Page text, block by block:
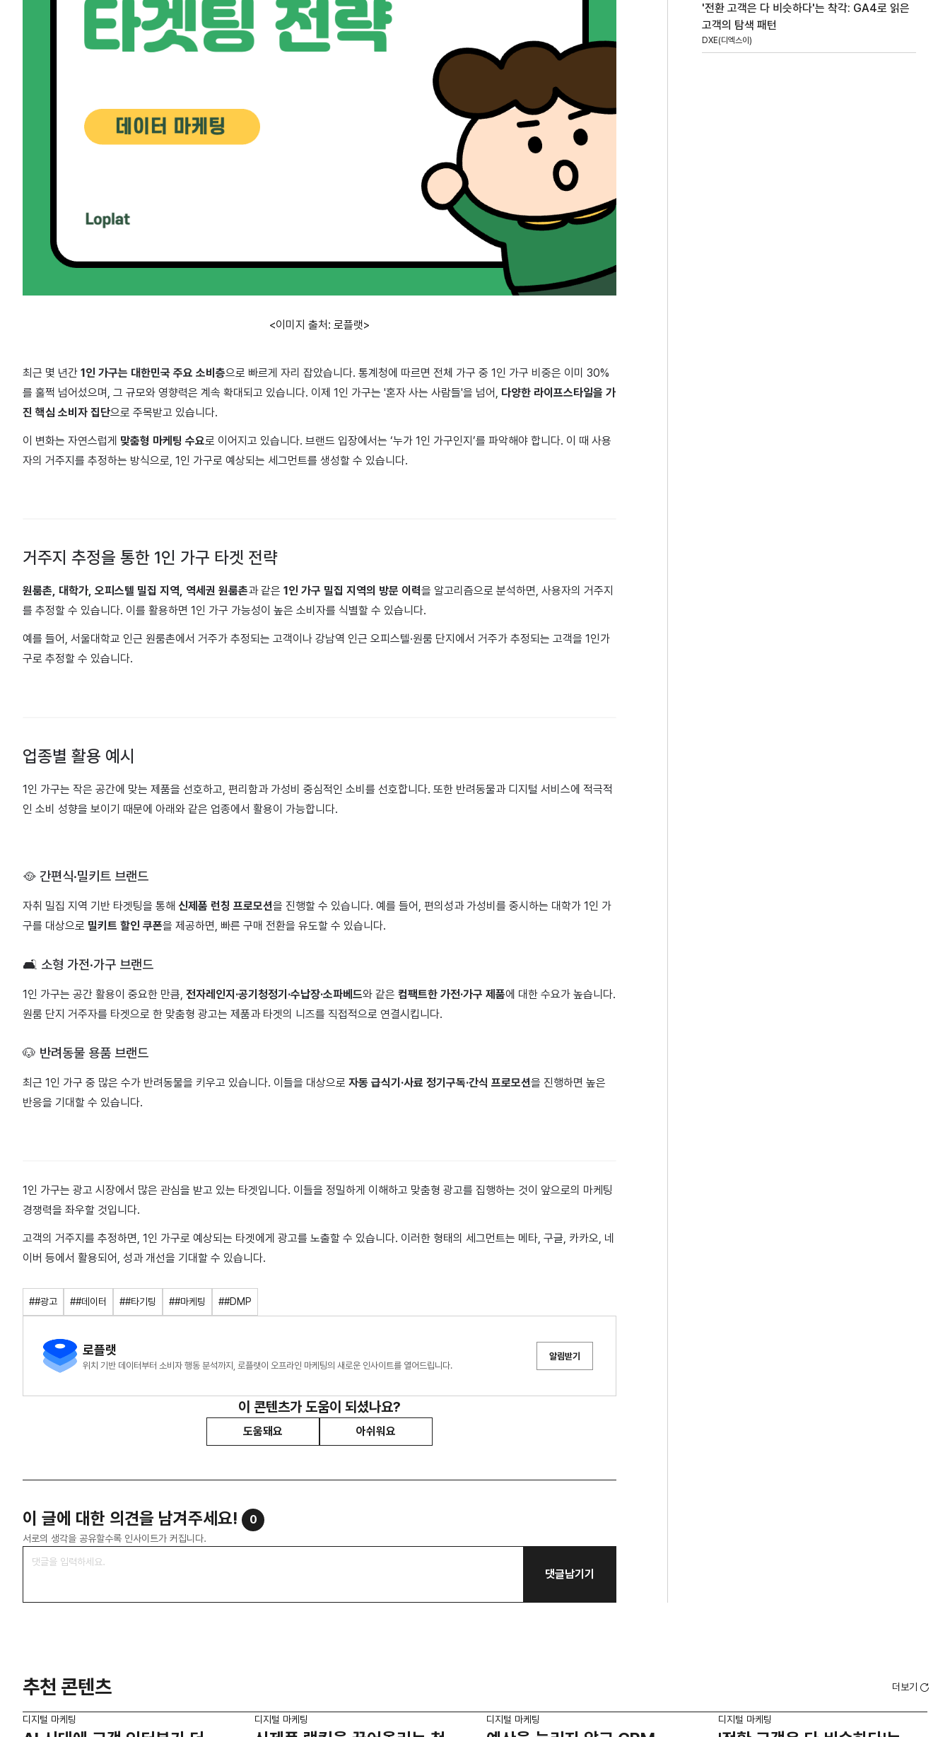
<이미지 출처: 로플랫>
최근 몇 년간 1인 가구는 대한민국 주요 소비층으로 빠르게 자리 잡았습니다. 통계청에 따르면 전체 가구 중 1인 가구 비중은 이미 30%
를 훌쩍 넘어섰으며, 그 규모와 영향력은 계속 확대되고 있습니다. 이제 1인 가구는 '혼자 사는 사람들'을 넘어, 다양한 라이프스타일을 가
진 핵심 소비자 집단으로 주목받고 있습니다.
이 변화는 자연스럽게 맞춤형 마케팅 수요로 이어지고 있습니다. 브랜드 입장에서는 ‘누가 1인 가구인지’를 파악해야 합니다. 이 때 사용
자의 거주지를 추정하는 방식으로, 1인 가구로 예상되는 세그먼트를 생성할 수 있습니다.
거주지 추정을 통한 1인 가구 타겟 전략
원룸촌, 대학가, 오피스텔 밀집 지역, 역세권 원룸촌과 같은 1인 가구 밀집 지역의 방문 이력을 알고리즘으로 분석하면, 사용자의 거주지
를 추정할 수 있습니다. 이를 활용하면 1인 가구 가능성이 높은 소비자를 식별할 수 있습니다.
예를 들어, 서울대학교 인근 원룸촌에서 거주가 추정되는 고객이나 강남역 인근 오피스텔·원룸 단지에서 거주가 추정되는 고객을 1인가
구로 추정할 수 있습니다.
업종별 활용 예시
1인 가구는 작은 공간에 맞는 제품을 선호하고, 편리함과 가성비 중심적인 소비를 선호합니다. 또한 반려동물과 디지털 서비스에 적극적
인 소비 성향을 보이기 때문에 아래와 같은 업종에서 활용이 가능합니다.
🥘 간편식·밀키트 브랜드
자취 밀집 지역 기반 타겟팅을 통해 신제품 런칭 프로모션을 진행할 수 있습니다. 예를 들어, 편의성과 가성비를 중시하는 대학가 1인 가
구를 대상으로 밀키트 할인 쿠폰을 제공하면, 빠른 구매 전환을 유도할 수 있습니다.
🛋 소형 가전·가구 브랜드
1인 가구는 공간 활용이 중요한 만큼, 전자레인지·공기청정기·수납장·소파베드와 같은 컴팩트한 가전·가구 제품에 대한 수요가 높습니다.
원룸 단지 거주자를 타겟으로 한 맞춤형 광고는 제품과 타겟의 니즈를 직접적으로 연결시킵니다.
🐶 반려동물 용품 브랜드
최근 1인 가구 중 많은 수가 반려동물을 키우고 있습니다. 이들을 대상으로 자동 급식기·사료 정기구독·간식 프로모션을 진행하면 높은
반응을 기대할 수 있습니다.
1인 가구는 광고 시장에서 많은 관심을 받고 있는 타겟입니다. 이들을 정밀하게 이해하고 맞춤형 광고를 집행하는 것이 앞으로의 마케팅
경쟁력을 좌우할 것입니다.
고객의 거주지를 추정하면, 1인 가구로 예상되는 타겟에게 광고를 노출할 수 있습니다. 이러한 형태의 세그먼트는 메타, 구글, 카카오, 네
이버 등에서 활용되어, 성과 개선을 기대할 수 있습니다.
##광고 ##데이터 ##타기팅 ##마케팅 ##DMP
로플랫
위치 기반 데이터부터 소비자 행동 분석까지, 로플랫이 오프라인 마케팅의 새로운 인사이트를 열어드립니다.
알림받기
이 콘텐츠가 도움이 되셨나요?
도움돼요 아쉬워요
이 글에 대한 의견을 남겨주세요! 0
서로의 생각을 공유할수록 인사이트가 커집니다.
댓글남기기
'전환 고객은 다 비슷하다'는 착각: GA4로 읽은
고객의 탐색 패턴
DXE(디엑스이)
추천 콘텐츠 더보기
디지털 마케팅 디지털 마케팅 디지털 마케팅 디지털 마케팅